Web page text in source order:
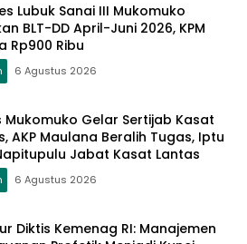
Lubuk Sanai III Mukomuko
BLT-DD April-Juni 2026, KPM
Rp900 Ribu
6 Agustus 2026
Mukomuko Gelar Sertijab Kasat
AKP Maulana Beralih Tugas, Iptu
Jabat Kasat Lantas
6 Agustus 2026
Diktis Kemenag RI: Manajemen